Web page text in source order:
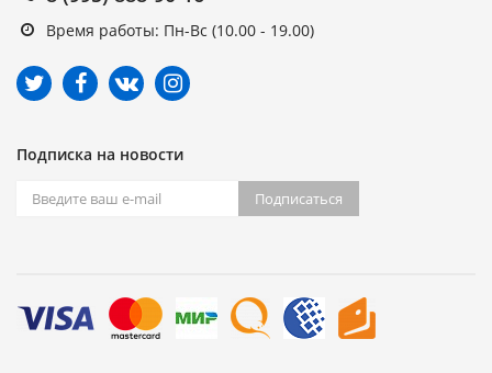
Время работы: Пн-Вс (10.00 - 19.00)
Подписка на новости
Подписаться